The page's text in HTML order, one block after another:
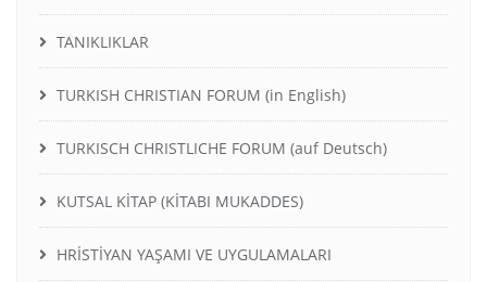
TANIKLIKLAR
TURKISH CHRISTIAN FORUM (in English)
TURKISCH CHRISTLICHE FORUM (auf Deutsch)
KUTSAL KİTAP (KİTABI MUKADDES)
HRİSTİYAN YAŞAMI VE UYGULAMALARI